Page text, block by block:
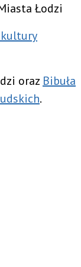
Łodzi
kultury
oraz Bibuła
.